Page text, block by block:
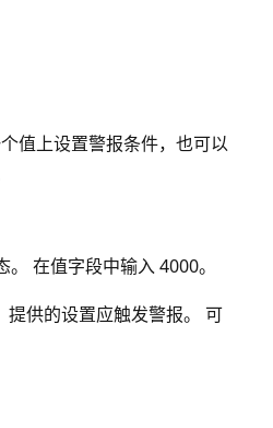
值上设置警报条件，也可以
在值字段中输入 4000。
提供的设置应触发警报。 可